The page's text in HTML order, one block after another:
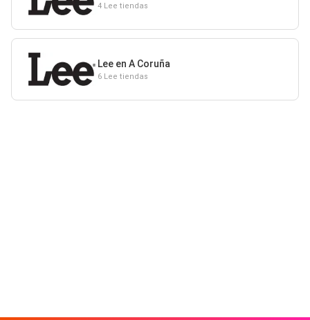
4 Lee tiendas
Lee en A Coruña
6 Lee tiendas